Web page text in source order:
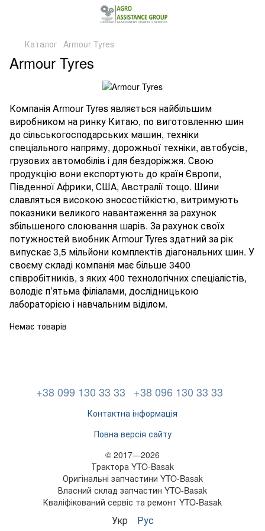
Каталог Armour Tyres
Armour Tyres
Компанія Armour Tyres являється найбільшим
виробником на ринку Китаю, по виготовленню шин
до сільськогосподарських машин, техніки
спеціального напряму, дорожньої техніки, автобусів,
грузових автомобілів і для бездоріжжя. Свою
продукцію вони експортують до країн Європи,
Південної Африки, США, Австралії тощо. Шини
славляться високою зносостійкістю, витримують
показники великого навантаження за рахунок
збільшеного слоювання шарів. За рахунок своїх
потужностей виобник Armour Tyres здатний за рік
випускає 3,5 мільйони комплектів діагональних шин. У
своєму складі компанія має більше 3400
співробітників, з яких 400 технологічних спеціалістів,
володіє п’ятьма філіалами, дослідницькою
лабораторією і навчальним віділом.
Немає товарів
+38 099 130 33 33 +38 096 130 33 33
Контактна інформація
Повна версія сайту
© 2017—2026
Трактора YTO-Basak
Оригінальні запчастини YTO-Basak
Власний склад запчастин YTO-Basak
Кваліфікований сервіс та ремонт YTO-Basak
Укр Рус